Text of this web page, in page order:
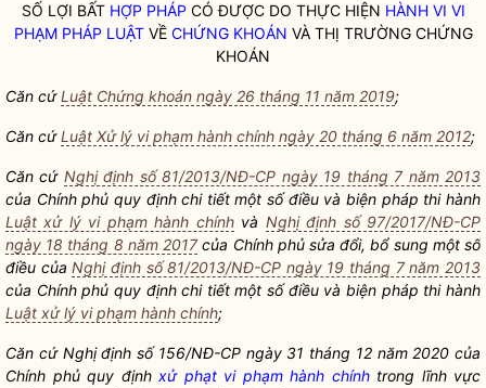
SỐ LỢI BẤT HỢP PHÁP CÓ ĐƯỢC DO THỰC HIỆN HÀNH VI VI
PHẠM PHÁP LUẬTVỀ CHỨNG KHOÁN VÀ THỊ TRƯỜNG CHỨNG
KHOÁN
Căn cứLuật Chứng khoán ngày 26 tháng 11 năm 2019;
Căn cứLuật Xử lý vi phạm hành chính ngày 20 tháng 6 năm 2012;
Căn cứ Nghị định số 81/2013/NĐ-CP ngày 19 tháng 7 năm 2013
của Chính phủ quy định chi tiết một số điều và biện pháp thi hành
Luật xử lý vi phạm hành chínhvà Nghị định số 97/2017/NĐ-CP
ngày 18 tháng 8 năm 2017của Chính phủ sửa đổi, bổ sung một số
điều củaNghị định số 81/2013/NĐ-CP ngày 19 tháng 7 năm 2013
của Chính phủ quy định chi tiết một số điều và biện pháp thi hành
Luật xử lý vi phạm hành chính;
Căn cứ Nghị định số 156/NĐ-CP ngày 31 tháng 12 năm 2020 của
Chính phủ quy định xử phạt vi phạm hành chínhtrong lĩnh vực